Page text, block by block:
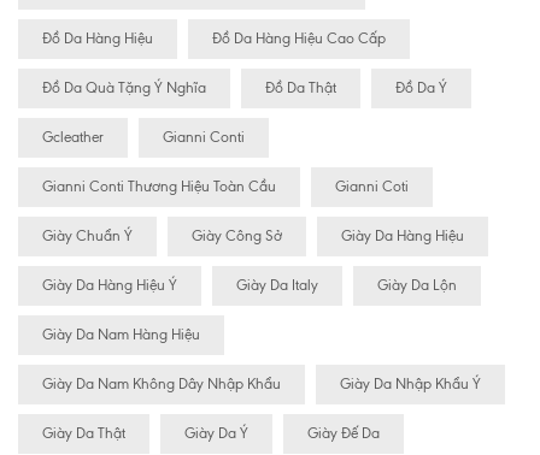
Đồ Da Hàng Hiệu Đồ Da Hàng Hiệu Cao Cấp
Đồ Da Quà Tặng Ý Nghĩa Đồ Da Thật Đồ Da Ý
Gcleather Gianni Conti
Gianni Conti Thương Hiệu Toàn Cầu Gianni Coti
Giày Chuẩn Ý Giày Công Sở Giày Da Hàng Hiệu
Giày Da Hàng Hiệu Ý Giày Da Italy Giày Da Lộn
Giày Da Nam Hàng Hiệu
Giày Da Nam Không Dây Nhập Khẩu Giày Da Nhập Khẩu Ý
Giày Da Thật Giày Da Ý Giày Đế Da